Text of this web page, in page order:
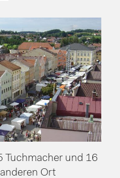
Tuchmacher und 16
Ort